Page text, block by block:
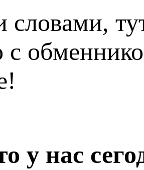
с
у нас